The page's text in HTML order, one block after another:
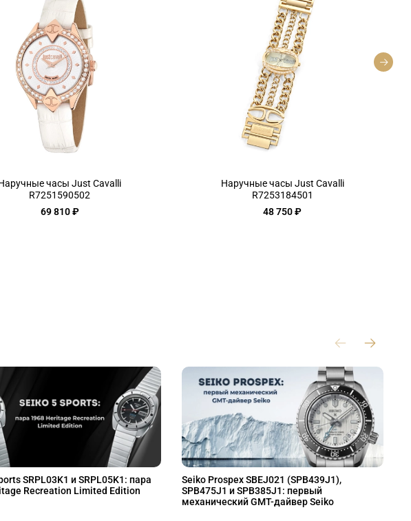
часы Just Cavalli
R7251590502
69 810 ₽
Наручные часы Just Cavalli
R7253184501
48 750 ₽
SRPL03K1 и SRPL05K1: пара
Recreation Limited Edition
Seiko Prospex SBEJ021 (SPB439J1),
SPB475J1 и SPB385J1: первый
механический GMT-дайвер Seiko